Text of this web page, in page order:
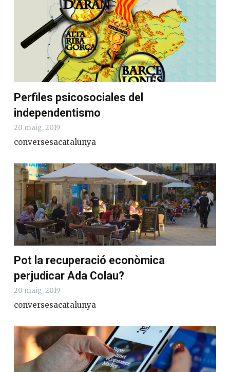
Perfiles psicosociales del
independentismo
20 maig, 2019
conversesacatalunya
Pot la recuperació econòmica
perjudicar Ada Colau?
20 maig, 2019
conversesacatalunya